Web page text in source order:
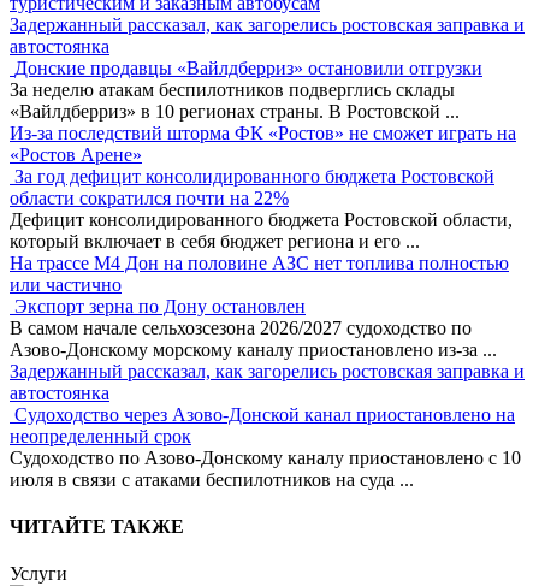
Задержанный рассказал, как загорелись ростовская заправка и
автостоянка
Донские продавцы «Вайлдберриз» остановили отгрузки
За неделю атакам беспилотников подверглись склады
«Вайлдберриз» в 10 регионах страны. В Ростовской ...
Из-за последствий шторма ФК «Ростов» не сможет играть на
«Ростов Арене»
За год дефицит консолидированного бюджета Ростовской
области сократился почти на 22%
Дефицит консолидированного бюджета Ростовской области,
который включает в себя бюджет региона и его ...
На трассе М4 Дон на половине АЗС нет топлива полностью
или частично
Экспорт зерна по Дону остановлен
В самом начале сельхозсезона 2026/2027 судоходство по
Азово-Донскому морскому каналу приостановлено из-за ...
Задержанный рассказал, как загорелись ростовская заправка и
автостоянка
Судоходство через Азово-Донской канал приостановлено на
неопределенный срок
Судоходство по Азово-Донскому каналу приостановлено с 10
июля в связи с атаками беспилотников на суда ...
ЧИТАЙТЕ ТАКЖЕ
Услуги